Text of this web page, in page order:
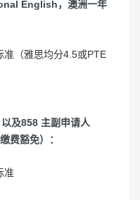
English，澳洲一年
准（雅思均分4.5或PTE
及858 主副申请人
费豁免）：
准